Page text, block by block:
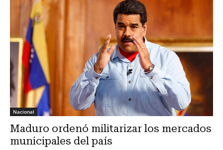
Nacional
Maduro ordenó militarizar los mercados
municipales del país